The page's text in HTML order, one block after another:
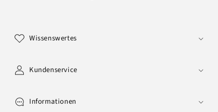
Wissenswertes
Kundenservice
Informationen